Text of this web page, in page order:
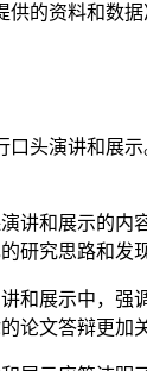
供的资料和数
口头演讲和展
讲和展示的内
研究思路和发现
和展示中，强
论文答辩更加